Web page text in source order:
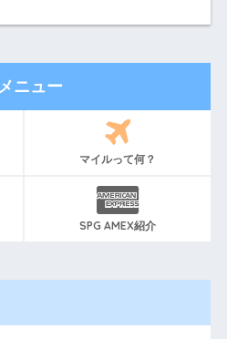
メニュー
マイルって何？
SPG AMEX紹介